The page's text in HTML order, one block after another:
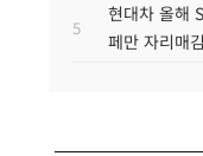
5
현대차 올해
페만 자리매